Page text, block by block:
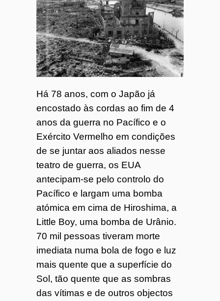
s
t
o
7
4
Há 78 anos, com o Japão já
encostado às cordas ao fim de 4
anos da guerra no Pacífico e o
Exército Vermelho em condições
de se juntar aos aliados nesse
teatro de guerra, os EUA
antecipam-se pelo controlo do
Pacífico e largam uma bomba
atómica em cima de Hiroshima, a
Little Boy, uma bomba de Urânio.
70 mil pessoas tiveram morte
imediata numa bola de fogo e luz
mais quente que a superfície do
Sol, tão quente que as sombras
das vítimas e de outros objectos